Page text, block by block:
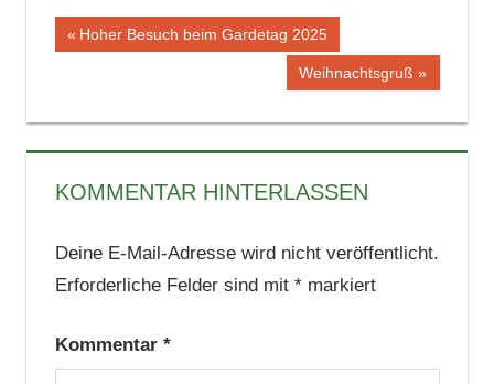
Beitragsnavigation
Vorheriger
Hoher Besuch beim Gardetag 2025
Nächster
Weihnachtsgruß
KOMMENTAR HINTERLASSEN
Deine E-Mail-Adresse wird nicht veröffentlicht.
Erforderliche Felder sind mit *markiert
Kommentar *